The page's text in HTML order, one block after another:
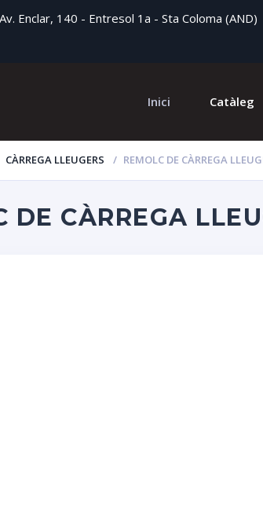
Av. Enclar, 140 - Entresol 1a - Sta Coloma (AND)
Inici Catàleg
CÀRREGA LLEUGERS REMOLC DE CÀRREGA
DE CÀRREGA